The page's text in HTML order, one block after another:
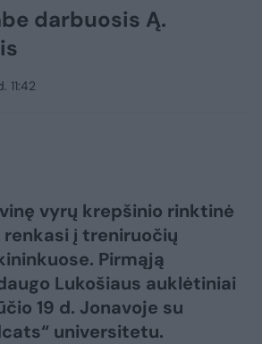
darbuosis Ą.
11:42
vyrų krepšinio rinktinė
į treniruočių
Pirmąją
Lukošiaus auklėtiniai
19 d. Jonavoje su
universitetu.